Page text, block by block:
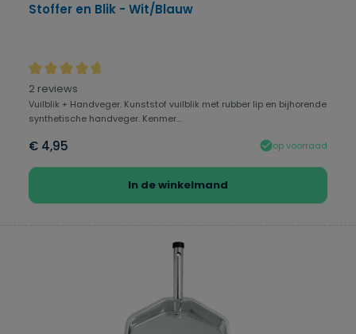
Stoffer en Blik - Wit/Blauw
Gemiddelde waardering van 4.75 van 5 sterren
2 reviews
Vuilblik + Handveger. Kunststof vuilblik met rubber lip en bijhorende
synthetische handveger. Kenmer...
€ 4,95 op voorraad
In de winkelmand